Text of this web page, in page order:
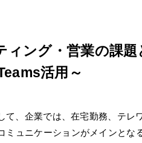
ング・営業の課題
活用～
、企業では、在宅勤務、テレ
ュニケーションがメインとな